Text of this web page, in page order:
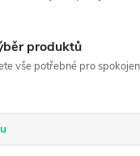
produktů
vše potřebné pro